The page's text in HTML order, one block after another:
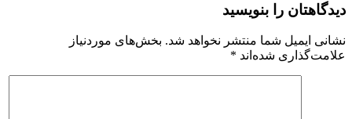
دیدگاهتان را بنویسید
نشانی ایمیل شما منتشر نخواهد شد. بخش‌های موردنیاز
علامت‌گذاری شده‌اند *